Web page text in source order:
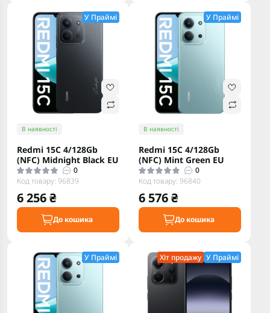
У Праймі
В наявності
Redmi 15C 4/128Gb
(NFC) Midnight Black EU
0
Код товару: 96839
6 256 ₴
До кошика
У Праймі
В наявності
Redmi 15C 4/128Gb
(NFC) Mint Green EU
0
Код товару: 96840
6 576 ₴
До кошика
У Праймі Хіт продажу У Праймі